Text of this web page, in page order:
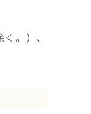
。）、